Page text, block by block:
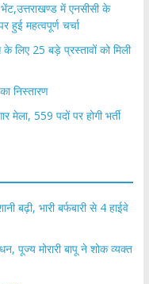
में एनसीसी के
महत्वपूर्ण चर्चा
लिए 25 बड़े प्रस्तावों को मिली
निस्तारण
मेला, 559 पदों पर होगी भर्ती
बढ़ी, भारी बर्फबारी से 4 हाईवे
पूज्य मोरारी बापू ने शोक व्यक्त